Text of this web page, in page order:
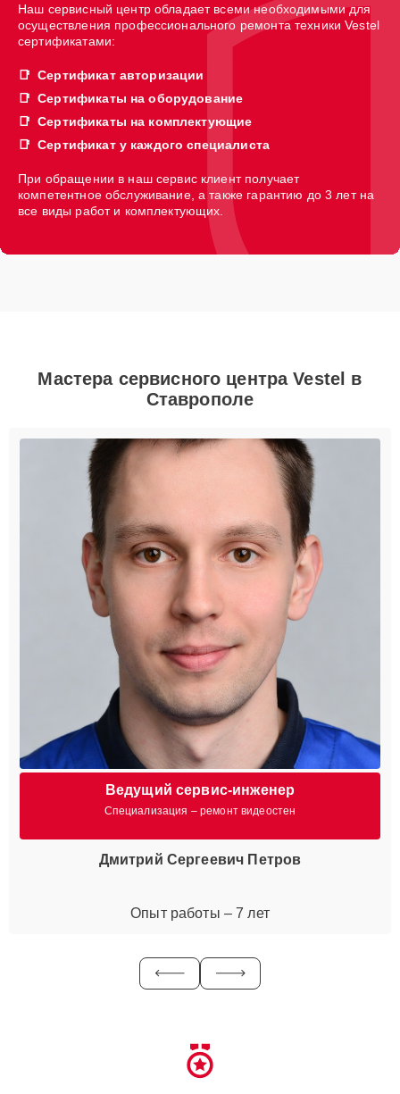
Наш сервисный центр обладает всеми необходимыми для
осуществления профессионального ремонта техники Vestel
сертификатами:
Сертификат авторизации
Сертификаты на оборудование
Сертификаты на комплектующие
Сертификат у каждого специалиста
При обращении в наш сервис клиент получает
компетентное обслуживание, а также гарантию до 3 лет на
все виды работ и комплектующих.
Мастера сервисного центра Vestel в
Ставрополе
Ведущий сервис-инженер
Специализация – ремонт видеостен
Дмитрий Сергеевич Петров
Опыт работы – 7 лет